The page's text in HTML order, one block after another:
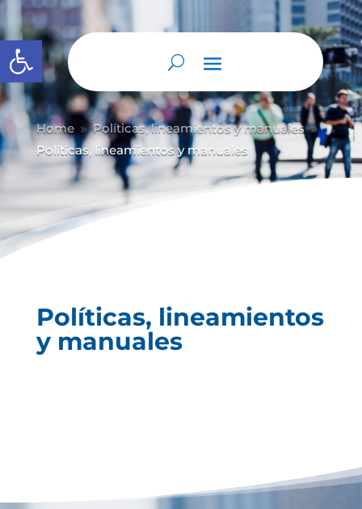
Abrir barra de herramientas
Home 9 Políticas, lineamientos y manuales 9
Políticas, lineamientos y manuales
Políticas, lineamientos
y manuales